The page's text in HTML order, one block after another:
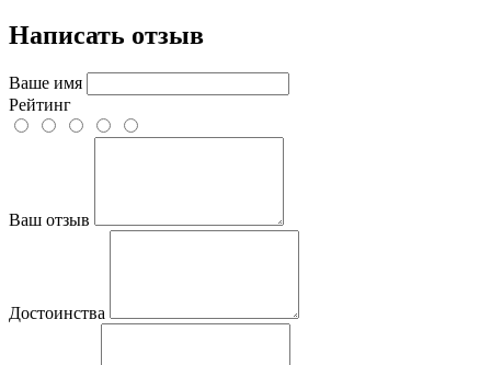
Написать отзыв
Ваше имя
Рейтинг
Ваш отзыв
Достоинства